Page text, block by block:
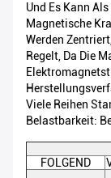
Und Es Kann
Magnetische
Werden
Regelt, Da Die
Viele Reihen
Belastbarkeit:
FOLGEND